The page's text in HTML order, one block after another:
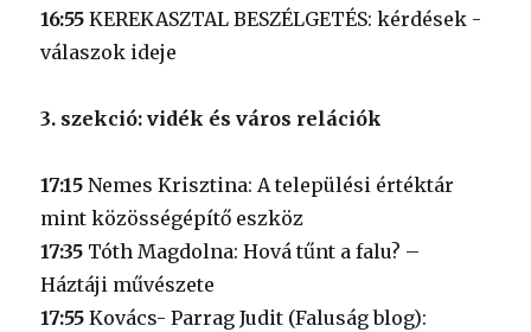
16:55 KEREKASZTAL BESZÉLGETÉS: kérdések -
válaszok ideje
3. szekció: vidék és város relációk
17:15 Nemes Krisztina: A települési értéktár
mint közösségépítő eszköz
17:35 Tóth Magdolna: Hová tűnt a falu? –
Háztáji művészete
17:55 Kovács- Parrag Judit (Faluság blog):